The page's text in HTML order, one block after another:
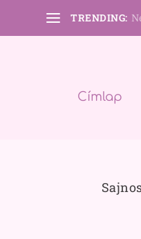
TRENDING:
Címlap